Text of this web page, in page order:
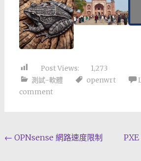
Post Views:
1,273
測試-軟體
openwrt
comment
Post
← OPNsense 網路速度限制